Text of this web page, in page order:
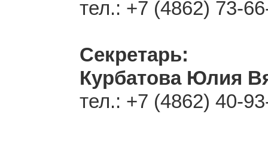
тел.: +7 (4862) 73-
Секретарь:
Курбатова Юлия
тел.: +7 (4862) 40-